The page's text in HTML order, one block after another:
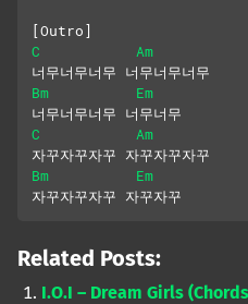
[Outro]
C
Am
너무너무너무 너무너무너무
Bm
Em
너무너무너무 너무너무
C
Am
자꾸자꾸자꾸 자꾸자꾸자꾸
Bm
Em
자꾸자꾸자꾸 자꾸자꾸
Related Posts:
I.O.I – Dream Girls